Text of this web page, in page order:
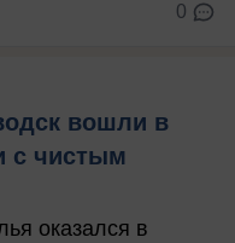
0
вошли в
с чистым
оказался в